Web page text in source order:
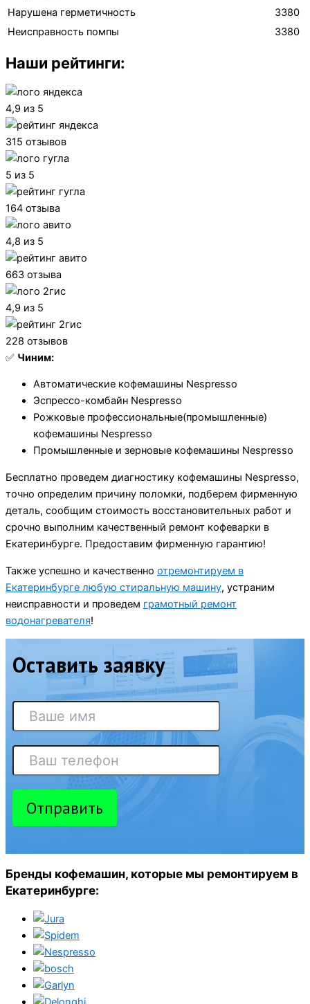
Нарушена герметичность
3380
Неисправность помпы
3380
Наши рейтинги:
4,9 из 5
315 отзывов
5 из 5
164 отзыва
4,8 из 5
663 отзыва
4,9 из 5
228 отзывов
✅ Чиним:
Автоматические кофемашины Nespresso
Эспрессо-комбайн Nespresso
Рожковые профессиональные(промышленные)
кофемашины Nespresso
Промышленные и зерновые кофемашины Nespresso
Бесплатно проведем диагностику кофемашины Nespresso,
точно определим причину поломки, подберем фирменную
деталь, сообщим стоимость восстановительных работ и
срочно выполним качественный ремонт кофеварки в
Екатеринбурге. Предоставим фирменную гарантию!
Также успешно и качественно отремонтируем в
Екатеринбурге любую стиральную машину, устраним
неисправности и проведем грамотный ремонт
водонагревателя!
Оставить заявку
Отправить
Бренды кофемашин, которые мы ремонтируем в
Екатеринбурге: